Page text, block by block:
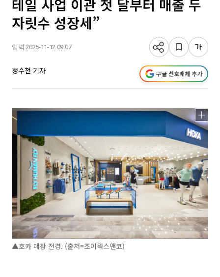
테일 사업 이관 첫 달부터 매출 두
자릿수 성장세”
입력 2025-11-12 09:07
정수천 기자 구글 선호매체 추가
▲호카 매장 전경. (출처=조이웍스앤코)